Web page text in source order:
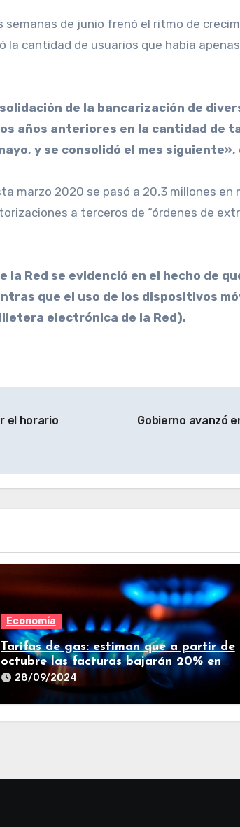
semanas de junio frenó el ritmo de
la cantidad de usuarios que había
de la bancarización de
años anteriores en la cantidad de
y se consolidó el mes
marzo 2020 se pasó a 20,3 millones
a terceros de “órdenes de
Red se evidenció en el hecho de
que el uso de los dispositivos
electrónica de la Red).
el horario
Gobierno avanzó
Economía
Tarifas de gas: estiman que a partir de
octubre las facturas bajarán 20% en
promedio
28/09/2024